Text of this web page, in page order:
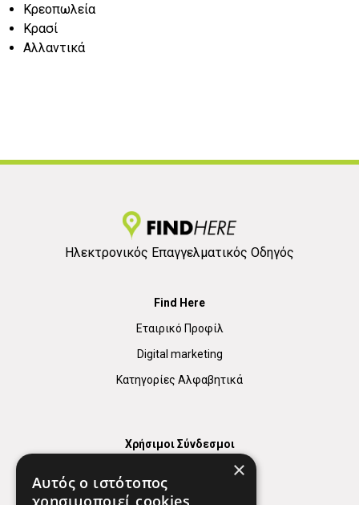
Κρεοπωλεία
Κρασί
Αλλαντικά
Ηλεκτρονικός Επαγγελματικός Οδηγός
Find Here
Εταιρικό Προφίλ
Digital marketing
Κατηγορίες Αλφαβητικά
Χρήσιμοι Σύνδεσμοι
Χρήσιμα Τηλέφωνα
×
Αυτός ο ιστότοπος
χρησιμοποιεί cookies